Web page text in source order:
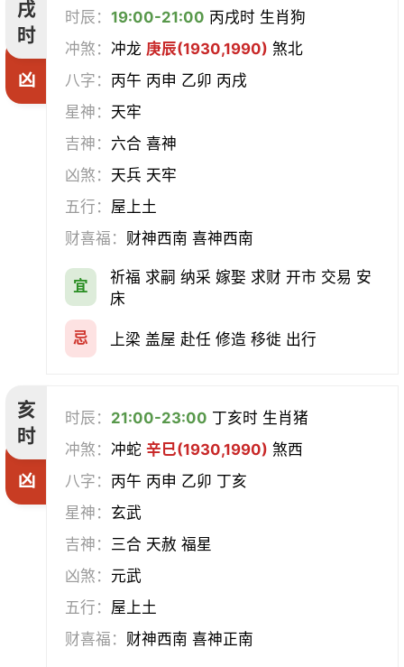
戌
时
凶
时辰：19:00-21:00 丙戌时 生肖狗
冲煞：冲龙 庚辰(1930,1990) 煞北
八字： 丙午 丙申 乙卯 丙戌
星神： 天牢
吉神： 六合 喜神
凶煞： 天兵 天牢
五行： 屋上土
财喜福： 财神西南 喜神西南
宜
祈福 求嗣 纳采 嫁娶 求财 开市 交易 安
床
忌 上梁 盖屋 赴任 修造 移徙 出行
亥
时
凶
时辰： 21:00-23:00 丁亥时 生肖猪
冲煞：冲蛇辛巳(1930,1990) 煞西
八字： 丙午 丙申 乙卯 丁亥
星神： 玄武
吉神： 三合 天赦 福星
凶煞： 元武
五行： 屋上土
财喜福： 财神西南 喜神正南